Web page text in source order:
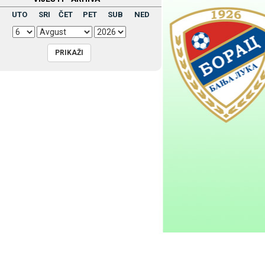
UTO SRI ČET PET SUB NED